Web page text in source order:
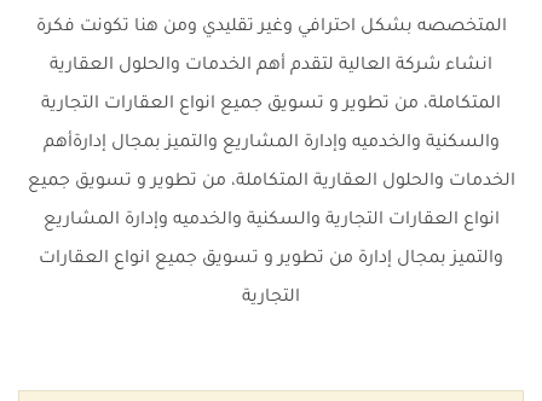
المتخصصه بشكل احترافي وغير تقليدي ومن هنا تكونت فكرة
انشاء شركة العالية لتقدم أهم الخدمات والحلول العقارية
المتكاملة، من تطوير و تسويق جميع انواع العقارات التجارية
والسكنية والخدميه وإدارة المشاريع والتميز بمجال إدارةأهم
الخدمات والحلول العقارية المتكاملة، من تطوير و تسويق جميع
انواع العقارات التجارية والسكنية والخدميه وإدارة المشاريع
والتميز بمجال إدارة من تطوير و تسويق جميع انواع العقارات
التجارية